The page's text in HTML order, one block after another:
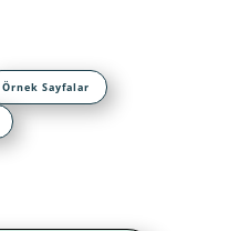
Örnek Sayfalar